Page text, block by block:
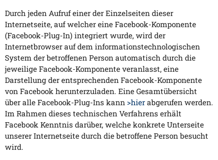
Durch jeden Aufruf einer der Einzelseiten dieser
Internetseite, auf welcher eine Facebook-Komponente
(Facebook-Plug-In) integriert wurde, wird der
Internetbrowser auf dem informationstechnologischen
System der betroffenen Person automatisch durch die
jeweilige Facebook-Komponente veranlasst, eine
Darstellung der entsprechenden Facebook-Komponente
von Facebook herunterzuladen. Eine Gesamtübersicht
über alle Facebook-Plug-Ins kann >hier abgerufen werden.
Im Rahmen dieses technischen Verfahrens erhält
Facebook Kenntnis darüber, welche konkrete Unterseite
unserer Internetseite durch die betroffene Person besucht
wird.